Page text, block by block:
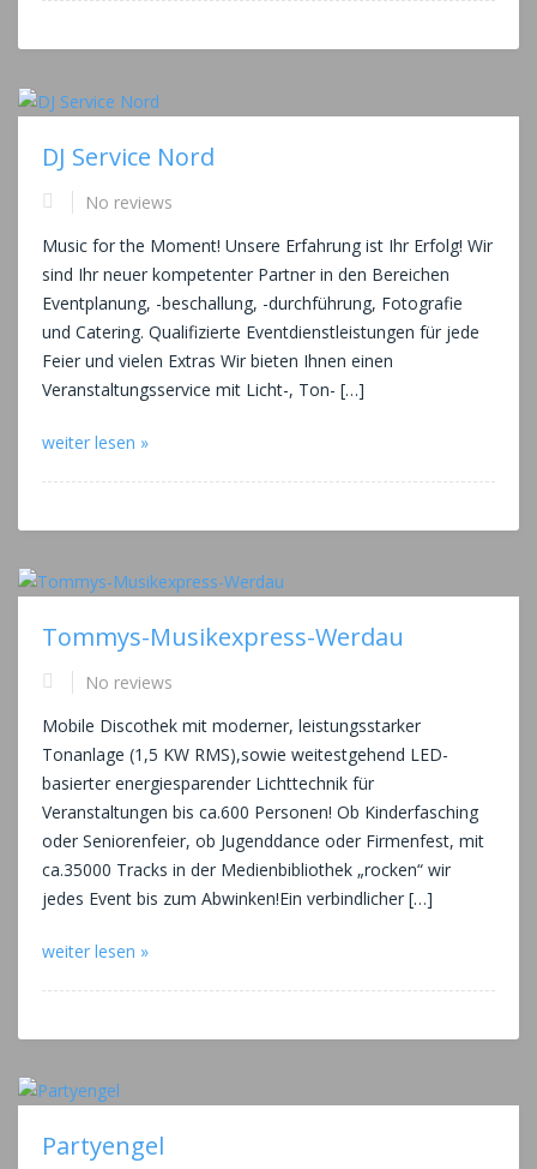
DJ Service Nord
No reviews
Music for the Moment! Unsere Erfahrung ist Ihr Erfolg! Wir
sind Ihr neuer kompetenter Partner in den Bereichen
Eventplanung, -beschallung, -durchführung, Fotografie
und Catering. Qualifizierte Eventdienstleistungen für jede
Feier und vielen Extras Wir bieten Ihnen einen
Veranstaltungsservice mit Licht-, Ton- […]
weiter lesen »
Tommys-Musikexpress-Werdau
No reviews
Mobile Discothek mit moderner, leistungsstarker
Tonanlage (1,5 KW RMS),sowie weitestgehend LED-
basierter energiesparender Lichttechnik für
Veranstaltungen bis ca.600 Personen! Ob Kinderfasching
oder Seniorenfeier, ob Jugenddance oder Firmenfest, mit
ca.35000 Tracks in der Medienbibliothek „rocken“ wir
jedes Event bis zum Abwinken!Ein verbindlicher […]
weiter lesen »
Partyengel